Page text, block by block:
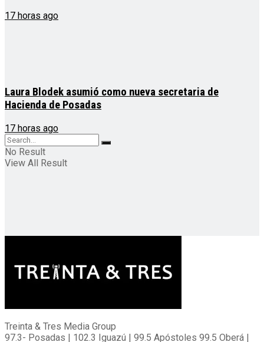
17 horas ago
Laura Blodek asumió como nueva secretaria de
Hacienda de Posadas
17 horas ago
No Result
View All Result
Treinta & Tres Media Group
97.3- Posadas | 102.3 Iguazú | 99.5 Apóstoles 99.5 Oberá |